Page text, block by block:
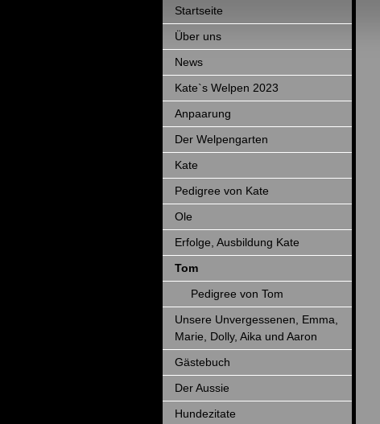
Startseite
Über uns
News
Kate`s Welpen 2023
Anpaarung
Der Welpengarten
Kate
Pedigree von Kate
Ole
Erfolge, Ausbildung Kate
Tom
Pedigree von Tom
Unsere Unvergessenen, Emma,
Marie, Dolly, Aika und Aaron
Gästebuch
Der Aussie
Hundezitate